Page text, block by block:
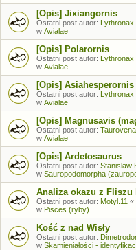
[Opis] Jixiangornis
Ostatni post autor: Lythronax
w Avialae
[Opis] Polarornis
Ostatni post autor: Lythronax
w Avialae
[Opis] Asiahesperornis
Ostatni post autor: Lythronax
w Avialae
[Opis] Magnusavis
Ostatni post autor:
w Avialae
[Opis] Ardetosaurus
Ostatni post autor: Stanisław
w Sauropodomorpha
Analiza okazu z Fliszu
Ostatni post autor: Motyl.11 «
w Pisces (ryby)
Kość z nad Wisły
Ostatni post autor:
w Skamieniałości -